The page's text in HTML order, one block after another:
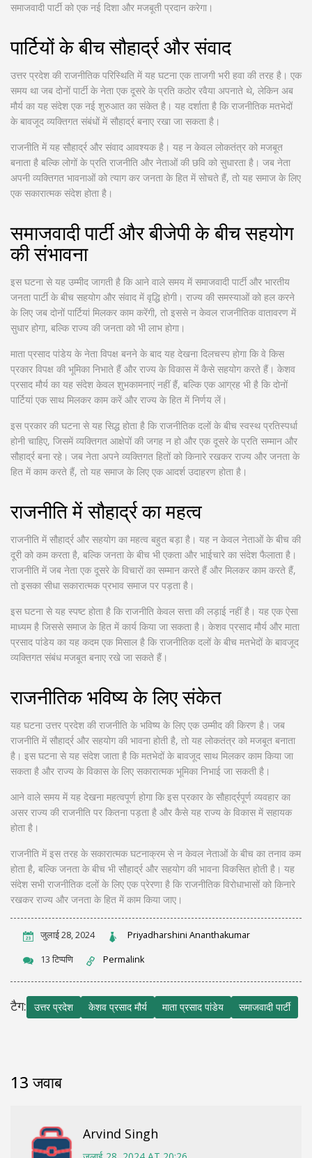
समाजवादी पार्टी को एक नई दिशा और मजबूती प्रदान करेगा।
पार्टियों के बीच सौहार्द्र और संवाद
उत्तर प्रदेश की राजनीतिक परिस्थिति में यह घटना एक ताजगी भरी हवा की तरह है। एक
समय था जब दोनों पार्टी के नेता एक दूसरे के प्रति कठोर रवैया अपनाते थे, लेकिन अब
मौर्य का यह संदेश एक नई शुरुआत का संकेत है। यह दर्शाता है कि राजनीतिक मतभेदों
के बावजूद व्यक्तिगत संबंधों में सौहार्द्र बनाए रखा जा सकता है।
राजनीति में यह सौहार्द्र और संवाद आवश्यक है। यह न केवल लोकतंत्र को मजबूत
बनाता है बल्कि लोगों के प्रति राजनीति और नेताओं की छवि को सुधारता है। जब नेता
अपनी व्यक्तिगत भावनाओं को त्याग कर जनता के हित में सोचते हैं, तो यह समाज के लिए
एक सकारात्मक संदेश होता है।
समाजवादी पार्टी और बीजेपी के बीच सहयोग
की संभावना
इस घटना से यह उम्मीद जागती है कि आने वाले समय में समाजवादी पार्टी और भारतीय
जनता पार्टी के बीच सहयोग और संवाद में वृद्धि होगी। राज्य की समस्याओं को हल करने
के लिए जब दोनों पार्टियां मिलकर काम करेंगी, तो इससे न केवल राजनीतिक वातावरण में
सुधार होगा, बल्कि राज्य की जनता को भी लाभ होगा।
माता प्रसाद पांडेय के नेता विपक्ष बनने के बाद यह देखना दिलचस्प होगा कि वे किस
प्रकार विपक्ष की भूमिका निभाते हैं और राज्य के विकास में कैसे सहयोग करते हैं। केशव
प्रसाद मौर्य का यह संदेश केवल शुभकामनाएं नहीं हैं, बल्कि एक आग्रह भी है कि दोनों
पार्टियां एक साथ मिलकर काम करें और राज्य के हित में निर्णय लें।
इस प्रकार की घटना से यह सिद्ध होता है कि राजनीतिक दलों के बीच स्वस्थ प्रतिस्पर्धा
होनी चाहिए, जिसमें व्यक्तिगत आक्षेपों की जगह न हो और एक दूसरे के प्रति सम्मान और
सौहार्द्र बना रहे। जब नेता अपने व्यक्तिगत हितों को किनारे रखकर राज्य और जनता के
हित में काम करते हैं, तो यह समाज के लिए एक आदर्श उदाहरण होता है।
राजनीति में सौहार्द्र का महत्व
राजनीति में सौहार्द्र और सहयोग का महत्व बहुत बड़ा है। यह न केवल नेताओं के बीच की
दूरी को कम करता है, बल्कि जनता के बीच भी एकता और भाईचारे का संदेश फैलाता है।
राजनीति में जब नेता एक दूसरे के विचारों का सम्मान करते हैं और मिलकर काम करते हैं,
तो इसका सीधा सकारात्मक प्रभाव समाज पर पड़ता है।
इस घटना से यह स्पष्ट होता है कि राजनीति केवल सत्ता की लड़ाई नहीं है। यह एक ऐसा
माध्यम है जिससे समाज के हित में कार्य किया जा सकता है। केशव प्रसाद मौर्य और माता
प्रसाद पांडेय का यह कदम एक मिसाल है कि राजनीतिक दलों के बीच मतभेदों के बावजूद
व्यक्तिगत संबंध मजबूत बनाए रखे जा सकते हैं।
राजनीतिक भविष्य के लिए संकेत
यह घटना उत्तर प्रदेश की राजनीति के भविष्य के लिए एक उम्मीद की किरण है। जब
राजनीति में सौहार्द्र और सहयोग की भावना होती है, तो यह लोकतंत्र को मजबूत बनाता
है। इस घटना से यह संदेश जाता है कि मतभेदों के बावजूद साथ मिलकर काम किया जा
सकता है और राज्य के विकास के लिए सकारात्मक भूमिका निभाई जा सकती है।
आने वाले समय में यह देखना महत्वपूर्ण होगा कि इस प्रकार के सौहार्द्रपूर्ण व्यवहार का
असर राज्य की राजनीति पर कितना पड़ता है और कैसे यह राज्य के विकास में सहायक
होता है।
राजनीति में इस तरह के सकारात्मक घटनाक्रम से न केवल नेताओं के बीच का तनाव कम
होता है, बल्कि जनता के बीच भी सौहार्द्र और सहयोग की भावना विकसित होती है। यह
संदेश सभी राजनीतिक दलों के लिए एक प्रेरणा है कि राजनीतिक विरोधाभासों को किनारे
रखकर राज्य और जनता के हित में काम किया जाए।
जुलाई 28, 2024 Priyadharshini Ananthakumar
13 टिप्पणि Permalink
टैग: उत्तर प्रदेश केशव प्रसाद मौर्य माता प्रसाद पांडेय समाजवादी पार्टी
13 जवाब
Arvind Singh